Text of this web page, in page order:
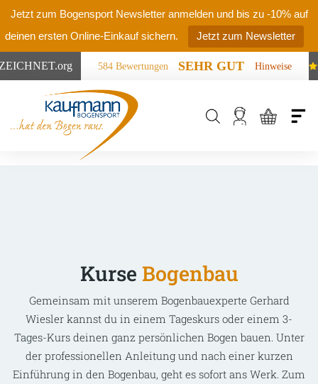
Jetzt zum Bogensport Newsletter anmelden und bis zu -10% auf
deinen ersten Online-Einkauf sichern.
Jetzt zum Newsletter
.org 584 Bewertungen SEHR GUT Hinweise
Products
search
Kurse Bogenbau
Gemeinsam mit unserem Bogenbauexperte Gerhard
Wiesler kannst du in einem Tageskurs oder einem 3-
Tages-Kurs deinen ganz persönlichen Bogen bauen. Unter
der professionellen Anleitung und nach einer kurzen
Einführung in den Bogenbau, geht es sofort ans Werk. Zum